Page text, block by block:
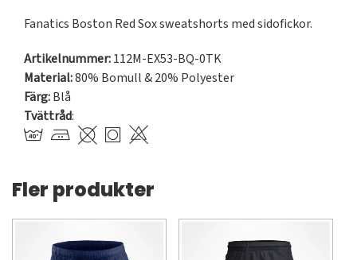
Fanatics Boston Red Sox sweatshorts med sidofickor.
Artikelnummer:112M-EX53-BQ-0TK
Material:80% Bomull & 20% Polyester
Färg:Blå
Tvättråd:
Fler produkter